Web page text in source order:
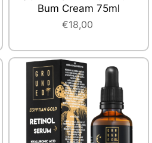
Bum Cream 75ml
€18,00